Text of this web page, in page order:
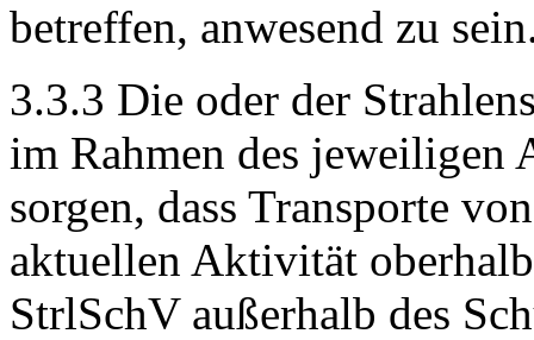
betreffen, anwesend zu
3.3.3 Die oder der
im Rahmen des jeweiligen
sorgen, dass Transporte
aktuellen Aktivität
StrlSchV außerhalb des